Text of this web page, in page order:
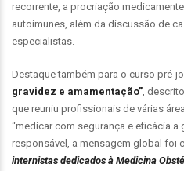
recorrente, a procriação
autoimunes, além da discussão de
especialistas.
Destaque também para o curso pré-
gravidez e amamentação”,
que reuniu profissionais de várias
“medicar com segurança e eficácia a
responsável, a mensagem global foi
internistas dedicados à Medicina